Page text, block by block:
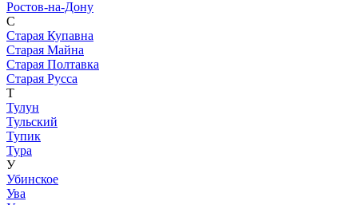
Ростов-на-Дону
С
Старая Купавна
Старая Майна
Старая Полтавка
Старая Русса
Т
Тулун
Тульский
Тупик
Тура
У
Убинское
Ува